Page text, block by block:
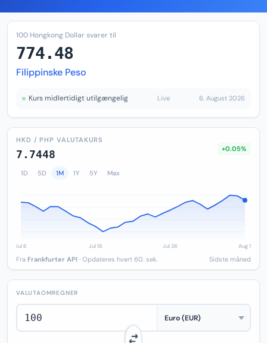
100 Hongkong Dollar svarer til
774.48
Filippinske Peso
Kurs midlertidigt utilgængelig Live 6. August 2026
HKD / PHP VALUTAKURS
7.7448 +0.05%
1D 5D 1M 1Y 5Y Max
Fra Frankfurter API · Opdateres hvert 60. sek. Sidste måned
VALUTAOMREGNER